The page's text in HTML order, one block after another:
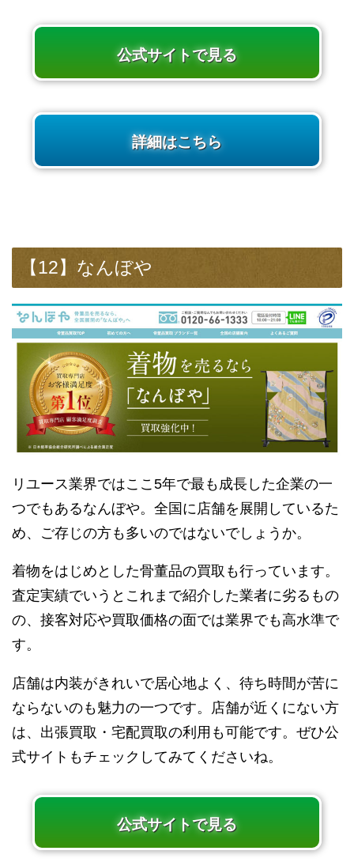
公式サイトで見る
詳細はこちら
【12】なんぼや
リユース業界ではここ5年で最も成長した企業の一
つでもあるなんぼや。全国に店舗を展開しているた
め、ご存じの方も多いのではないでしょうか。
着物をはじめとした骨董品の買取も行っています。
査定実績でいうとこれまで紹介した業者に劣るもの
の、接客対応や買取価格の面では業界でも高水準で
す。
店舗は内装がきれいで居心地よく、待ち時間が苦に
ならないのも魅力の一つです。店舗が近くにない方
は、出張買取・宅配買取の利用も可能です。ぜひ公
式サイトもチェックしてみてくださいね。
公式サイトで見る